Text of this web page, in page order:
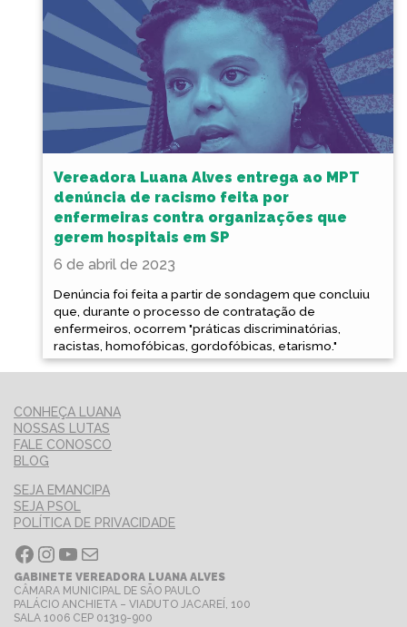
Vereadora Luana Alves entrega ao MPT
denúncia de racismo feita por
enfermeiras contra organizações que
gerem hospitais em SP
6 de abril de 2023
Denúncia foi feita a partir de sondagem que concluiu
que, durante o processo de contratação de
enfermeiros, ocorrem "práticas discriminatórias,
racistas, homofóbicas, gordofóbicas, etarismo."
CONHEÇA LUANA
NOSSAS LUTAS
FALE CONOSCO
BLOG
SEJA EMANCIPA
SEJA PSOL
POLÍTICA DE PRIVACIDADE
Facebook InstagramYoutube E-mail
GABINETE VEREADORA LUANA ALVES
CÂMARA MUNICIPAL DE SÃO PAULO
PALÁCIO ANCHIETA – VIADUTO JACAREÍ, 100
SALA 1006 CEP 01319-900